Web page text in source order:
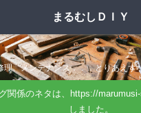
まるむしＤＩＹ
理、メンテナンス．．．とりあえず
関係のネタは、https://
しました。
まるむしＤＩＹ